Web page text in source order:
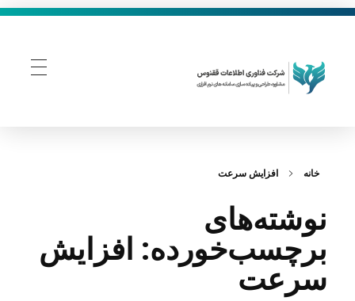
خانه افزایش سرعت
نوشته‌های
برچسب‌خورده: افزایش
سرعت